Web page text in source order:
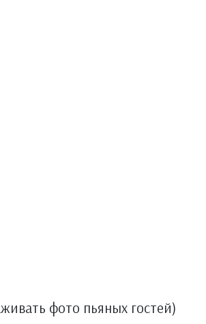
фото пьяных гостей)